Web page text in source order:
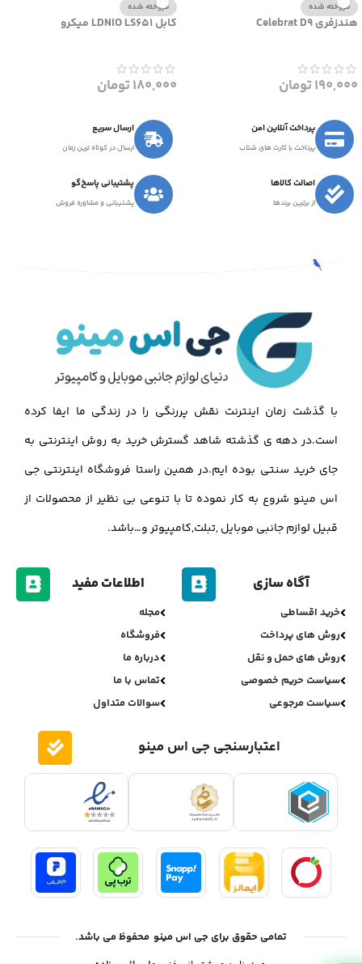
فروخته شده
هندزفری Celebrat D9
190,000تومان
فروخته شده
کابل LDNIO LS651 میکرو
180,000تومان
پرداخت آنلاین امن
پرداخت با کارت های شتاب
ارسال سریع
ارسال در کوتاه ترین زمان
اصالت کالاها
از برترین برندها
پشتیبانی پاسخ‌گو
پشتیبانی و مشاوره فروش
با گذشت زمان اینترنت نقش پررنگی را در زندگی ما ایفا کرده
است.در دهه ی گذشته شاهد گسترش خرید به روش اینترنتی به
جای خرید سنتی بوده ایم.در همین راستا فروشگاه اینترنتی جی
اس مینو شروع به کار نموده تا با تنوعی بی نظیر از محصولات از
قبیل لوازم جانبی موبایل ,تبلت,کامپیوتر و…باشد.
آگاه سازی
خرید اقساطی
روش های پرداخت
روش های حمل و نقل
سیاست حریم خصوصی
سیاست مرجوعی
اطلاعات مفید
مجله
فروشگاه
درباره ما
تماس با ما
سوالات متداول
اعتبارسنجی جی اس مینو
تمامی حقوق برای جی اس مینو محفوظ می باشد.